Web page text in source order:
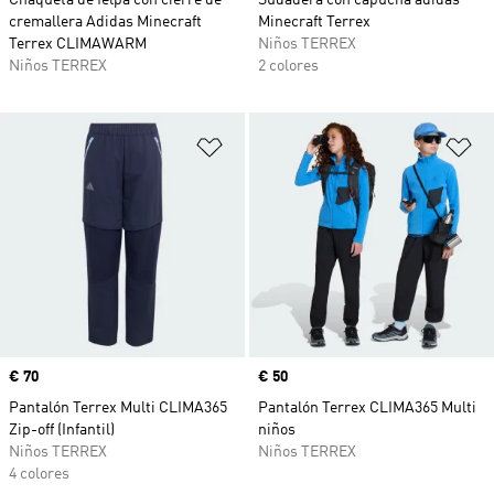
cremallera Adidas Minecraft
Terrex CLIMAWARM
Niños TERREX
Minecraft Terrex
Niños TERREX
2 colores
Añadir a la lista de deseos
Precio
€ 70
Pantalón Terrex Multi CLIMA365
Zip-off (Infantil)
Niños TERREX
4 colores
Precio
€ 50
Pantalón Terrex CLIMA365 Multi
niños
Niños TERREX